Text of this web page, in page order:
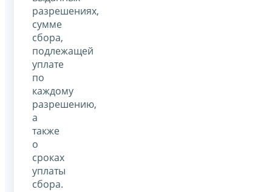
разрешениях,
сумме
сбора,
подлежащей
уплате
по
каждому
разрешению,
а
также
о
сроках
уплаты
сбора.